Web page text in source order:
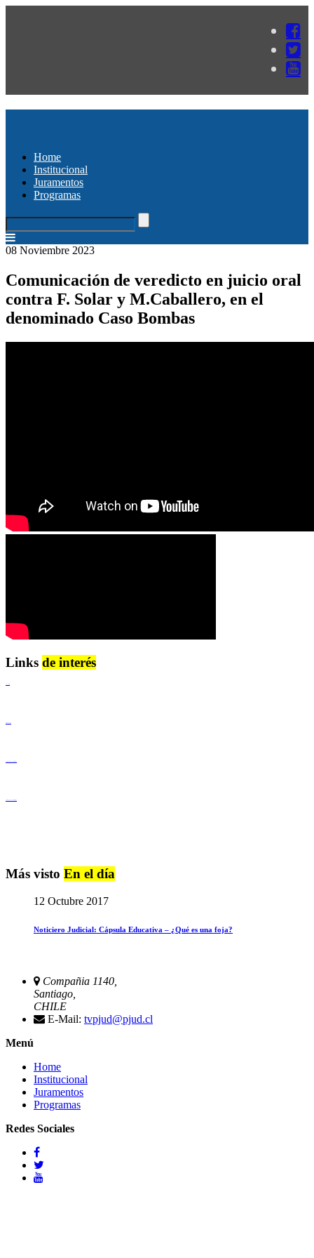
Home
Institucional
Juramentos
Programas
08 Noviembre 2023
Comunicación de veredicto en juicio oral
contra F. Solar y M.Caballero, en el
denominado Caso Bombas
Links de interés
Más visto En el día
12 Octubre 2017
Noticiero Judicial: Cápsula Educativa – ¿Qué es una foja?
Compañia 1140,
Santiago,
CHILE
E-Mail: tvpjud@pjud.cl
Menú
Home
Institucional
Juramentos
Programas
Redes Sociales